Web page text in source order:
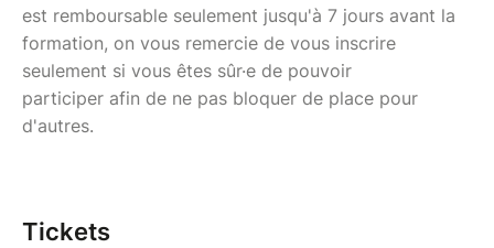
est remboursable seulement jusqu'à 7 jours avant la
formation, on vous remercie de vous inscrire
seulement si vous êtes sûr·e de pouvoir
participer afin de ne pas bloquer de place pour
d'autres.
Tickets